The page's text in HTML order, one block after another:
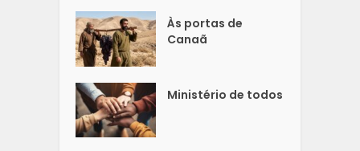
Às portas de
Canaã
Ministério de todos